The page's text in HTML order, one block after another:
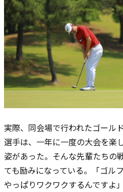
実際、同会場で行われたゴール
選手は、一年に一度の大会を楽
姿があった。そんな先輩たちの
ても励みになっている。「ゴル
やっぱりワクワクするんですよ